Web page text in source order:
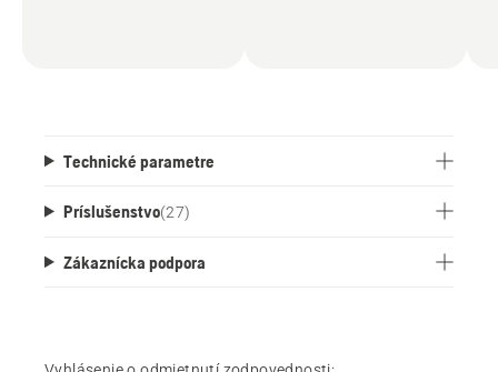
Technické parametre
Príslušenstvo(27)
Zákaznícka podpora